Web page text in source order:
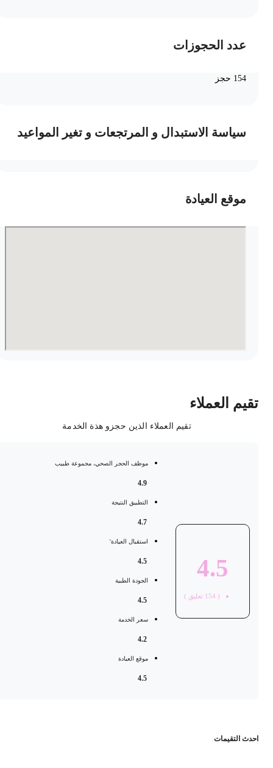
عدد الحجوزات
سياسة الاستبدال و المرتجعات و تغير المواعيد
موقع العيادة
العملاء
تقيم العملاء الذين حجزو هذة الخدمة
4.5
154 تعليق )
موظف الحجر الصحي، مجموعة طبيب
التطبيق النتيجة
استقبال العيادة'
الجودة الطبية
سعر الخدمة
موقع العيادة
التقيمات